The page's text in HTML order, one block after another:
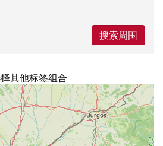
搜索周围
其他标签组合